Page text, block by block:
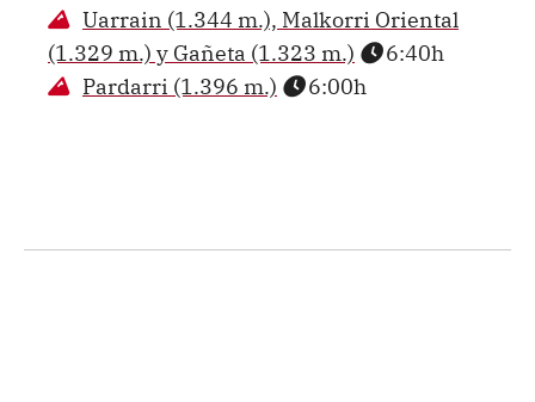
Uarrain (1.344 m.), Malkorri Oriental
(1.329 m.) y Gañeta (1.323 m.)
6:40h
Pardarri (1.396 m.)
6:00h